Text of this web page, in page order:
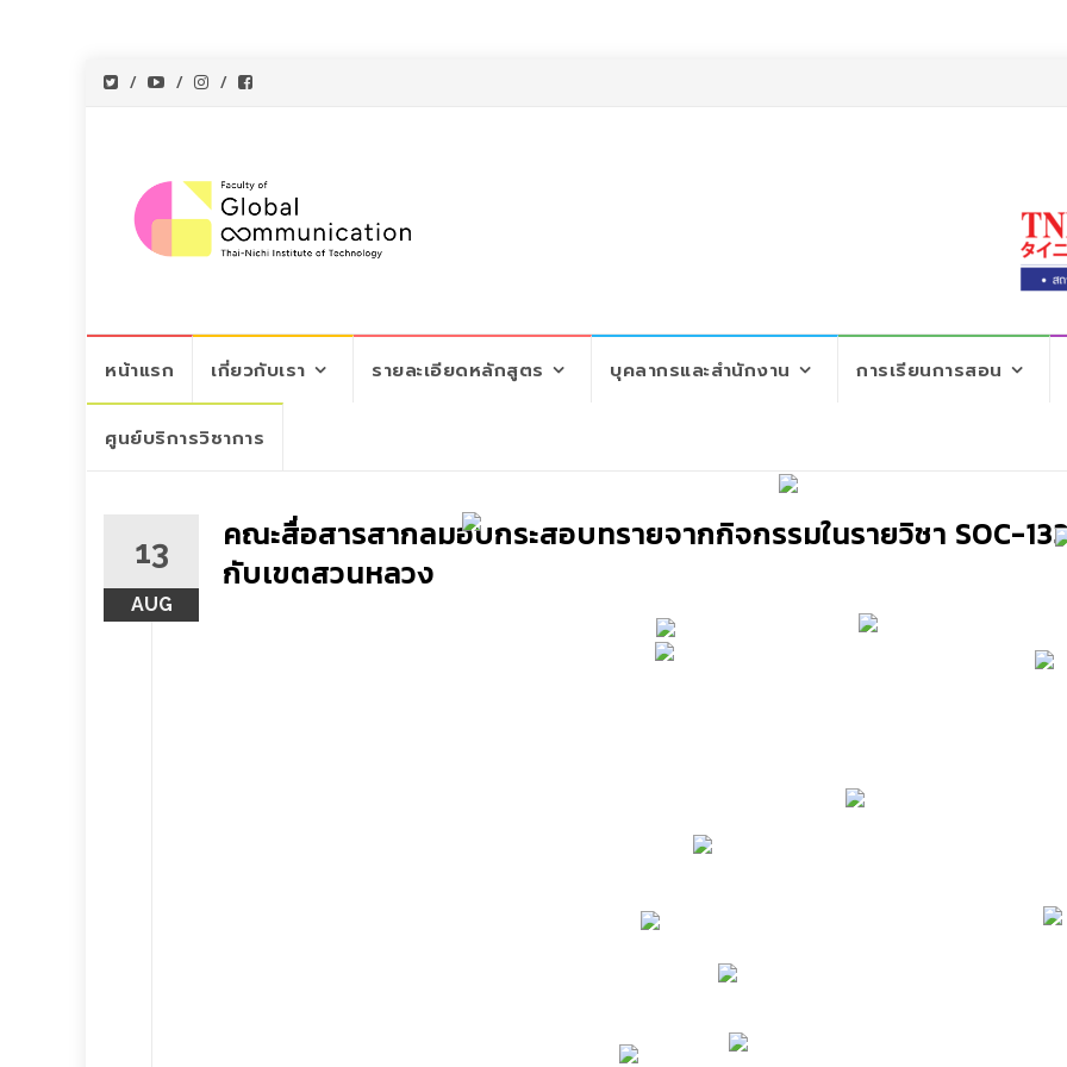
to
content
หน้าแรก เกี่ยวกับเรา รายละเอียดหลักสูตร บุคลากรและสำนักงาน การเรียนการสอน
ศูนย์บริการวิชาการ
13
AUG
คณะสื่อสารสากลมอบกระสอบทรายจากกิจกรรมในรายวิชา SOC-
กับเขตสวนหลวง